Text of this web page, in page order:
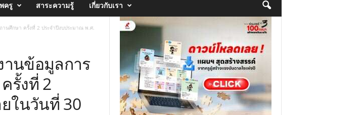
ครู สาระความรู้ เกี่ยวกับเรา
านศึกษา ครั้งที่ 2 ประจำปีงบประมาณ พ.ศ.
านข้อมูลการ
รั้งที่ 2
ในวันที่ 30